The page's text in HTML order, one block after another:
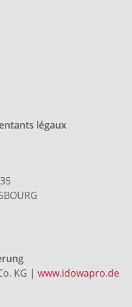
légaux
KG | www.idowapro.de